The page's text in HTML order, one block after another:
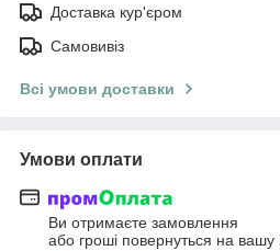
Доставка кур'єром
Самовивіз
Всі умови доставки
Умови оплати
Ви отримаєте замовлення
або гроші повернуться на вашу